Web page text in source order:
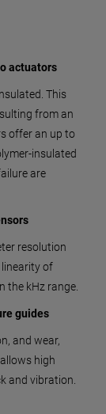
actuators
This
from an
offer an up to
insulated
are
resolution
of
the kHz range.
guides
and wear,
high
and vibration.